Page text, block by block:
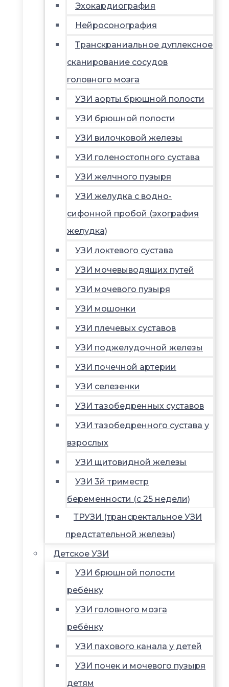
Эхокардиография
Нейросонография
Транскраниальное дуплексное
сканирование сосудов
головного мозга
УЗИ аорты брюшной полости
УЗИ брюшной полости
УЗИ вилочковой железы
УЗИ голеностопного сустава
УЗИ желчного пузыря
УЗИ желудка с водно-
сифонной пробой (эхография
желудка)
УЗИ локтевого сустава
УЗИ мочевыводящих путей
УЗИ мочевого пузыря
УЗИ мошонки
УЗИ плечевых суставов
УЗИ поджелудочной железы
УЗИ почечной артерии
УЗИ селезенки
УЗИ тазобедренных суставов
УЗИ тазобедренного сустава у
взрослых
УЗИ щитовидной железы
УЗИ 3й триместр
беременности (с 25 недели)
ТРУЗИ (трансректальное УЗИ
предстательной железы)
Детское УЗИ
УЗИ брюшной полости
ребёнку
УЗИ головного мозга
ребёнку
УЗИ пахового канала у детей
УЗИ почек и мочевого пузыря
детям